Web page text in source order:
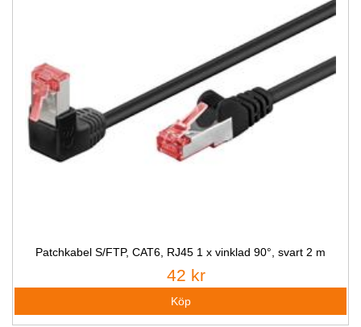
Patchkabel S/FTP, CAT6, RJ45 1 x vinklad 90°, svart 2 m
42 kr